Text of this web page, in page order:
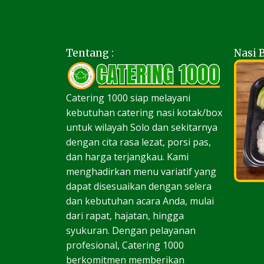
Tentang :
Catering 1000 siap melayani
kebutuhan catering nasi kotak/box
untuk wilayah Solo dan sekitarnya
dengan cita rasa lezat, porsi pas,
dan harga terjangkau. Kami
menghadirkan menu variatif yang
dapat disesuaikan dengan selera
dan kebutuhan acara Anda, mulai
dari rapat, hajatan, hingga
syukuran. Dengan pelayanan
profesional, Catering 1000
berkomitmen memberikan
Nasi